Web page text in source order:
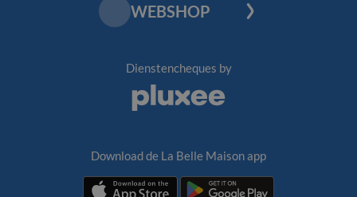
WEBSHOP
Dienstencheques by
Pluxee
Download de La Belle Maison app
Download
Download